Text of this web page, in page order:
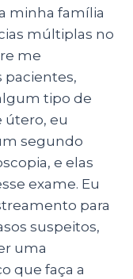
minha família
múltiplas no
me
pacientes,
tipo de
útero, eu
segundo
e elas
exame. Eu
para
suspeitos,
uma
que faça a